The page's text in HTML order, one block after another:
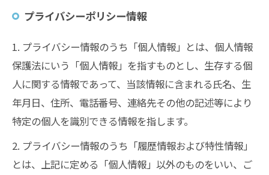
プライバシーポリシー情報
1. プライバシー情報のうち「個人情報」とは、個人情報
保護法にいう「個人情報」を指すものとし、生存する個
人に関する情報であって、当該情報に含まれる氏名、生
年月日、住所、電話番号、連絡先その他の記述等により
特定の個人を識別できる情報を指します。
2. プライバシー情報のうち「履歴情報および特性情報」
とは、上記に定める「個人情報」以外のものをいい、ご